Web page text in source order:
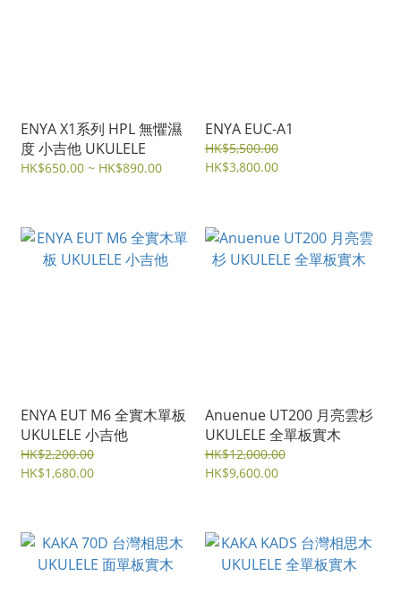
ENYA X1系列 HPL 無懼濕
度 小吉他 UKULELE
HK$650.00 ~ HK$890.00
ENYA EUC-A1
HK$5,500.00
HK$3,800.00
ENYA EUT M6 全實木單板
UKULELE 小吉他
HK$2,200.00
HK$1,680.00
Anuenue UT200 月亮雲杉
UKULELE 全單板實木
HK$12,000.00
HK$9,600.00